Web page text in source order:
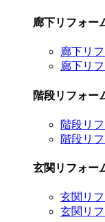
廊下リフォー
廊下リ
廊下リ
階段リフォー
階段リ
階段リ
玄関リフォー
玄関リ
玄関リ